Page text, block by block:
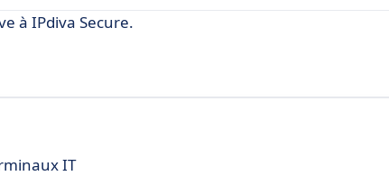
à IPdiva Secure.
IT